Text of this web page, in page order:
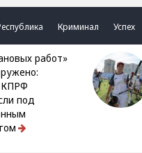
Криминал Успех
КПРФ
под